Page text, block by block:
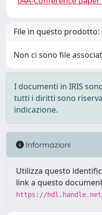
File in questo prodotto:
Non ci sono file
I documenti in IRIS
tutti i diritti sono
indicazione.
Informazioni
Utilizza questo
link a questo
https://hdl.handle.net/